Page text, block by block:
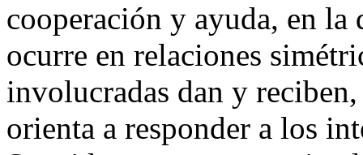
cooperación y ayuda, en la
ocurre en relaciones
involucradas dan y
orienta a responder a los